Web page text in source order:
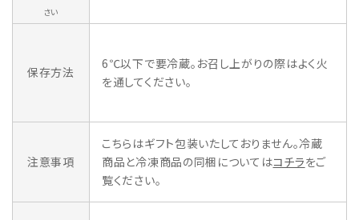
さい
保存方法
6℃以下で要冷蔵。お召し上がりの際はよく火
を通してください。
注意事項
こちらはギフト包装いたしておりません。冷蔵
商品と冷凍商品の同梱についてはコチラをご
覧ください。